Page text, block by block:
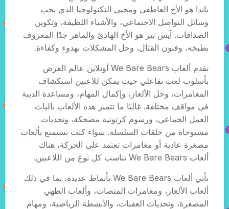
باندا هو الأخ العاطفي ومحبي التكنولوجيا الذي يحب
وسائل التواصل الاجتماعي، والأشياء اللطيفة، وتكوين
الصداقات. آيس بير هو الأخ الهادئ والماهر جدًا المعروف
بطبخه، وفنون القتال، وحل المشكلات بهدوء وكفاءة.
تقدم ألعاب We Bare Bears أونلاين عالم العرض
بأسلوب لعب تفاعلي حيث يمكن للاعبين استكشاف
المغامرات، وحل الألغاز، وإكمال المهام، ومساعدة الدببة
في مواقف مختلفة. غالبًا ما تتميز هذه الألعاب بآليات
العمل الجماعي، ورسوم كرتونية مضحكة، وتحديات
مستوحاة من حلقات السلسلة. سواء كنت تستمتع بألعاب
مصغرة عادية أو مغامرات تعتمد على الحركة، هناك
ألعاب We Bare Bears تناسب كل نوع من اللاعبين.
تأتي ألعاب We Bare Bears بأنماط عديدة، بما في ذلك
ألعاب الألغاز، ومغامرات المنصات، وألعاب الطهي
المصغرة، وتحديات العقبات، والأنشطة الرياضية، ومهام